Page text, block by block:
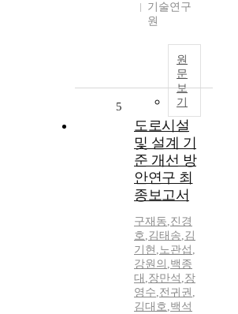
기술연구
원
원
문
보
기
5
도로시설
및 설계 기
준 개선 방
안연구 최
종보고서
구재동,진경
호,김태송,김
기현 ,노관섭 ,
강원의 ,백종
대 ,장만석 ,장
영수,전귀권 ,
김대호,백석